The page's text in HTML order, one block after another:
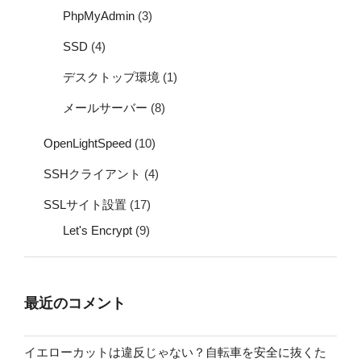
PhpMyAdmin (3)
SSD (4)
デスクトップ環境 (1)
メールサーバー (8)
OpenLightSpeed (10)
SSHクライアント (4)
SSLサイト設置 (17)
Let's Encrypt (9)
最近のコメント
イエローカットは違反じゃない？自転車を安全に抜くた